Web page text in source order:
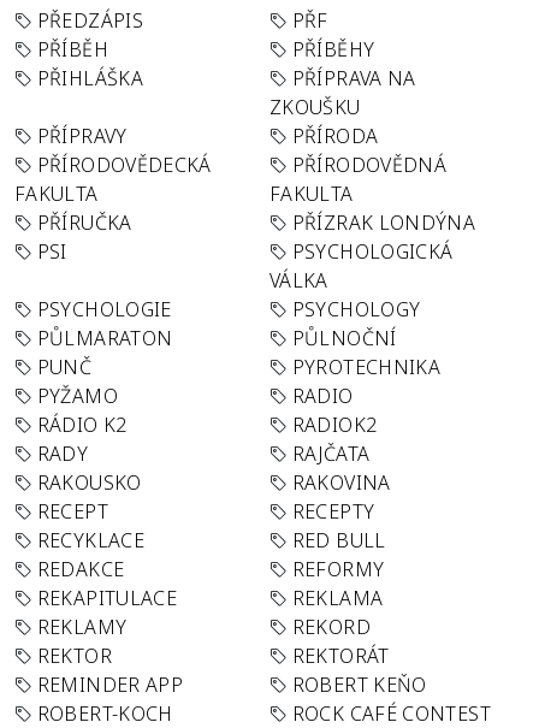
PŘEDZÁPIS
PŘF
PŘÍBĚH
PŘÍBĚHY
PŘIHLÁŠKA
PŘÍPRAVA NA
ZKOUŠKU
PŘÍPRAVY
PŘÍRODA
PŘÍRODOVĚDECKÁ
FAKULTA
PŘÍRODOVĚDNÁ
FAKULTA
PŘÍRUČKA
PŘÍZRAK LONDÝNA
PSI
PSYCHOLOGICKÁ
VÁLKA
PSYCHOLOGIE
PSYCHOLOGY
PŮLMARATON
PŮLNOČNÍ
PUNČ
PYROTECHNIKA
PYŽAMO
RADIO
RÁDIO K2
RADIOK2
RADY
RAJČATA
RAKOUSKO
RAKOVINA
RECEPT
RECEPTY
RECYKLACE
RED BULL
REDAKCE
REFORMY
REKAPITULACE
REKLAMA
REKLAMY
REKORD
REKTOR
REKTORÁT
REMINDER APP
ROBERT KEŇO
ROBERT-KOCH
ROCK CAFÉ CONTEST